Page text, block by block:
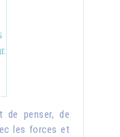
de penser, de
les forces et